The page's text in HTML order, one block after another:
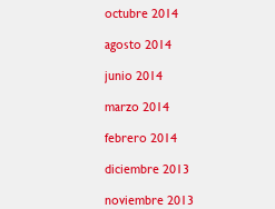
octubre 2014
agosto 2014
junio 2014
marzo 2014
febrero 2014
diciembre 2013
noviembre 2013